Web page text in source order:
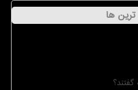
ترین ها